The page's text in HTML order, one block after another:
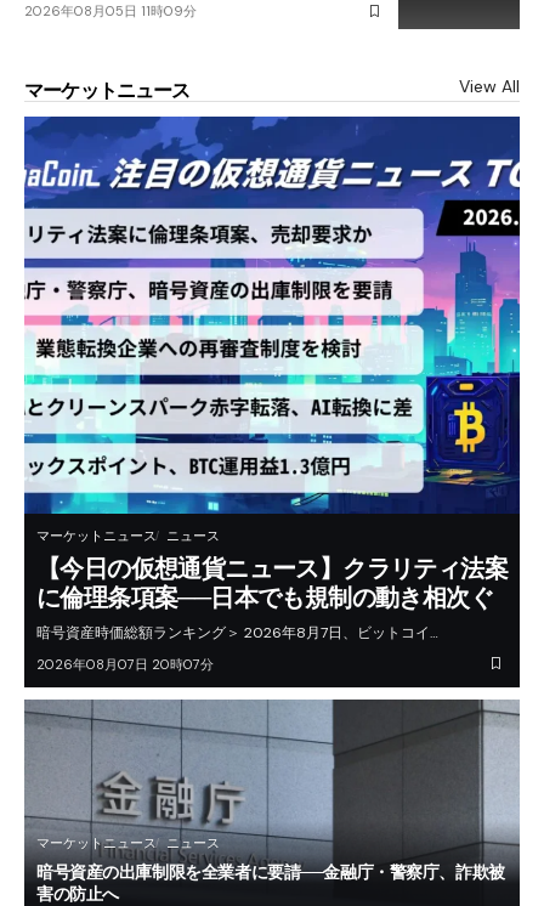
2026年08月05日 11時09分
マーケットニュース View All
マーケットニュース ニュース
【今日の仮想通貨ニュース】クラリティ法案
に倫理条項案──日本でも規制の動き相次ぐ
暗号資産時価総額ランキング＞ 2026年8月7日、ビットコイ…
2026年08月07日 20時07分
マーケットニュース ニュース
暗号資産の出庫制限を全業者に要請──金融庁・警察庁、詐欺被
害の防止へ